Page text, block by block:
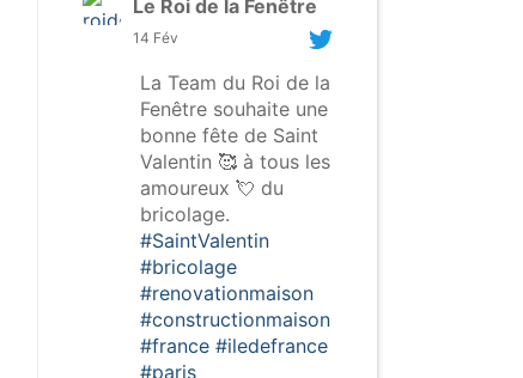
Le Roi de la Fenêtre
14 Fév
La Team du Roi de la
Fenêtre souhaite une
bonne fête de Saint
Valentin 🥰 à tous les
amoureux 💘 du
bricolage.
#SaintValentin
#bricolage
#renovationmaison
#constructionmaison
#france #iledefrance
#paris